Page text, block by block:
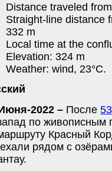
Distance traveled
Straight-line distance
332 m
Local time at the
Elevation: 324 m
Weather: wind, 23°C.
2022 – После
по живописным
Красный
рядом с